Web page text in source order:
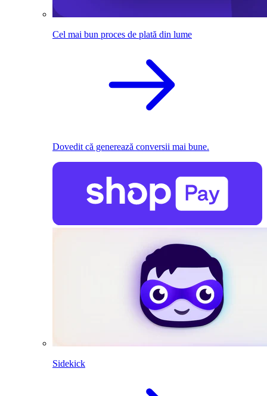
Cel mai bun proces de plată din lume
Dovedit că generează conversii mai bune.
Sidekick